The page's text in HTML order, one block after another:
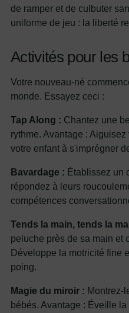
de ramper et de culbuter
uniforme de jeu : la liberté
Activités pour les
Votre nouveau-né
monde. Essayez ceci :
Tap Along : Chantez une
rythme. Avantage :
votre enfant à s'imprégner
Bavardage : Établissez un
répondez à leurs
compétences
Tends la main, tends la
peluche près de sa main et
Développe la motricité fine
poing.
Magie du miroir : Montrez-
bébés. Avantage : Éveille